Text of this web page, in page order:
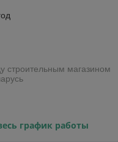
строительным магазином
график работы